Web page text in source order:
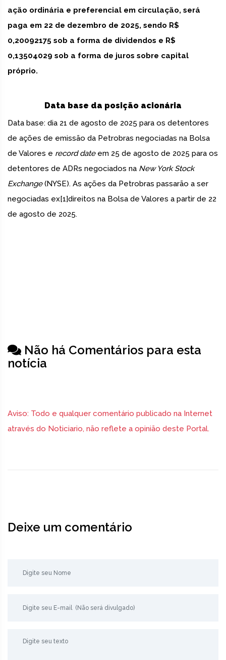
ação ordinária e preferencial em circulação, será
paga em 22 de dezembro de 2025, sendo R$
0,20092175 sob a forma de dividendos e R$
0,13504029 sob a forma de juros sobre capital
próprio.
Data base da posição acionária
Data base: dia 21 de agosto de 2025 para os detentores
de ações de emissão da Petrobras negociadas na Bolsa
de Valores e record dateem 25 de agosto de 2025 para os
detentores de ADRs negociados na New York Stock
Exchange(NYSE). As ações da Petrobras passarão a ser
negociadas ex[1]direitos na Bolsa de Valores a partir de 22
de agosto de 2025.
Não há Comentários para esta
notícia
Aviso: Todo e qualquer comentário publicado na Internet
através do Noticiario, não reflete a opinião deste Portal.
Deixe um comentário